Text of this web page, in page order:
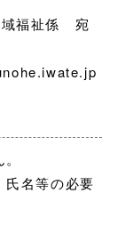
福祉係 宛
名等の必要